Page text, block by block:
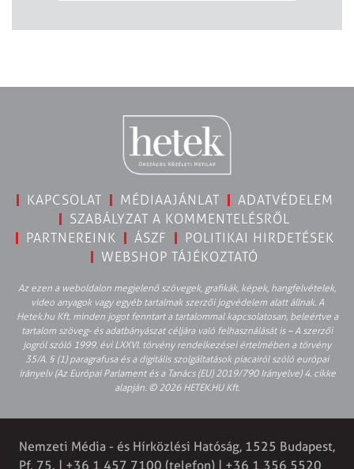
KAPCSOLAT MÉDIAAJÁNLAT
ADATVÉDELEM
SZABÁLYZAT A KOMMENTELÉSRŐL
PARTNEREINK
ÁSZF
POLITIKAI HIRDETÉSEK
WEBSHOP TÁJÉKOZTATÓ
Az ezen a weboldalon megjelenő szövegek, grafikák, képek, hangfelvételek,
video anyagok vagy egyéb tartalmak szerzői jogvédelem alatt állnak. A
Hetek.hu Kft. minden jogot fenntart a tartalommal kapcsolatosan, beleértve a
tartalom szöveg- és adatbányászat céljára való felhasználását is – A szerzői
jogról szóló 1999. évi LXXVI. törvény rendelkezései értelmében a törvény
35/A. § (1) paragrafusa és a digitális szolgáltatások piacairól szóló európai
irányelv (Az Európai Parlament és a Tanács (EU) 2019/790 Irányelve) 4. cikke
alapján. © 2026 HETEK.HU Kft.
Nemzeti Média - és Hírközlési Hatóság, 1525 Budapest,
Pf. 75. | +36 1 457 7100 (telefon) | +36 1 356 5520